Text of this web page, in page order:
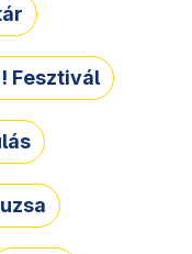
Fesztivál